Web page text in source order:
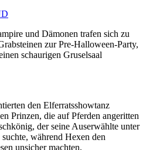
und Dämonen trafen sich zu
zur Pre-Halloween-Party,
schaurigen Gruselsaal
den Elferratsshowtanz
Prinzen, die auf Pferden angeritten
der seine Auserwählte unter
während Hexen den
unsicher machten.